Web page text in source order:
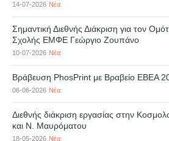
14-07-2026 Νέα
Σημαντική Διεθνής Διάκριση για τον
Σχολής ΕΜΦΕ Γεώργιο Ζουπάνο
10-07-2026 Νέα
Βράβευση PhosPrint με Βραβείο ΕΒΕΑ
06-06-2026 Νέα
Διεθνής διάκριση εργασίας στην
και Ν. Μαυρόματου
18-05-2026 Νέα